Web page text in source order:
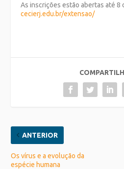
As inscrições estão abertas até 8
cecierj.edu.br/extensao/
ANTERIOR
Os vírus e a evolução da
espécie humana